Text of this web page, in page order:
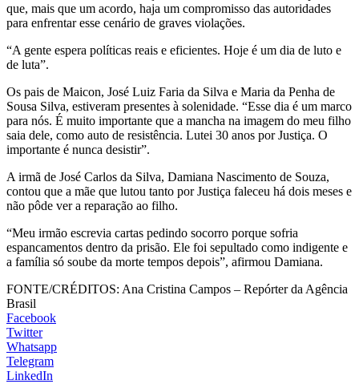
que, mais que um acordo, haja um compromisso das autoridades
para enfrentar esse cenário de graves violações.
“A gente espera políticas reais e eficientes. Hoje é um dia de luto e
de luta”.
Os pais de Maicon, José Luiz Faria da Silva e Maria da Penha de
Sousa Silva, estiveram presentes à solenidade. “Esse dia é um marco
para nós. É muito importante que a mancha na imagem do meu filho
saia dele, como auto de resistência. Lutei 30 anos por Justiça. O
importante é nunca desistir”.
A irmã de José Carlos da Silva, Damiana Nascimento de Souza,
contou que a mãe que lutou tanto por Justiça faleceu há dois meses e
não pôde ver a reparação ao filho.
“Meu irmão escrevia cartas pedindo socorro porque sofria
espancamentos dentro da prisão. Ele foi sepultado como indigente e
a família só soube da morte tempos depois”, afirmou Damiana.
FONTE/CRÉDITOS: Ana Cristina Campos – Repórter da Agência
Brasil
Facebook
Twitter
Whatsapp
Telegram
LinkedIn